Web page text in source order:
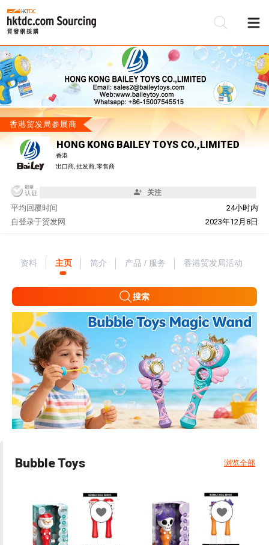
香港贸发局参展商
HONG KONG BAILEY TOYS CO.,LIMITED
香港
出口商, 批发商, 零售商
关注
平均回覆时间
24小时内
自
2023年12月8日
登录于贸发网
资料 主页 简介 产品 / 服务 香港贸发局活动
搜索
Bubble Toys 浏览全部